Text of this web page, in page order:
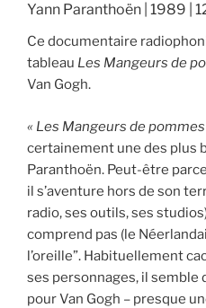
Yann Paranthoën | 1989 |
Ce documentaire
tableau Les Mangeurs de
Van Gogh.
« Les Mangeurs de
certainement une des plus
Paranthoën. Peut-être
il s’aventure hors de son
radio, ses outils, ses
comprend pas (le
l’oreille”. Habituellement
ses personnages, il
pour Van Gogh – presque